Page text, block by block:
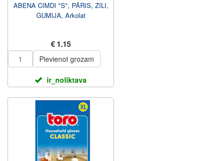
ABENA CIMDI "S", PĀRIS, ZILI,
GUMIJA, Arkolat
€ 1.15
Pievienot grozam
ir_noliktava